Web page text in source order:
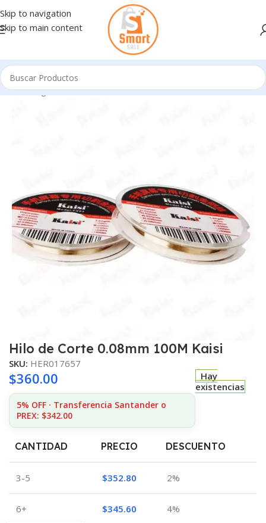
Skip to navigation
Skip to main content
Inicio/Ingresando
Hilo de Corte 0.08mm 100M Kaisi
SKU: HER017657
$360.00
5% OFF · Transferencia Santander o
PREX: $342.00
Hay
existencias
CANTIDAD PRECIO DESCUENTO
3-5 $352.80 2%
6+ $345.60
4%